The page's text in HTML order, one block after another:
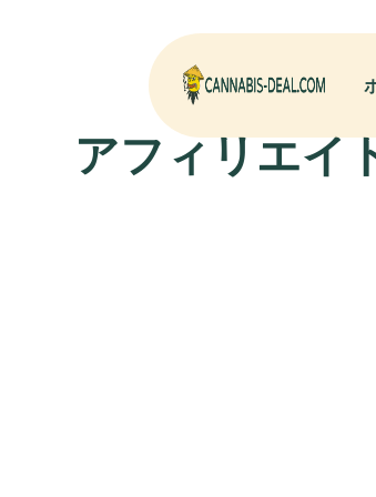
アフィリエイ